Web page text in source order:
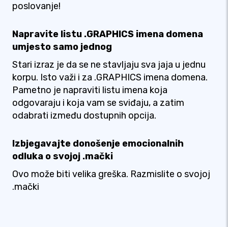
poslovanje!
Napravite listu .GRAPHICS imena domena
umjesto samo jednog
Stari izraz je da se ne stavljaju sva jaja u jednu
korpu. Isto važi i za .GRAPHICS imena domena.
Pametno je napraviti listu imena koja
odgovaraju i koja vam se sviđaju, a zatim
odabrati između dostupnih opcija.
Izbjegavajte donošenje emocionalnih
odluka o svojoj .mački
Ovo može biti velika greška. Razmislite o svojoj
.mački